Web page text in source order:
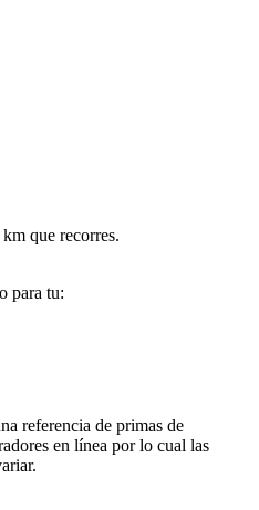
que recorres.
para tu:
referencia de primas de
en línea por lo cual las